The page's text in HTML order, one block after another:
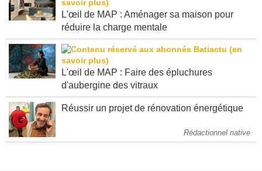
L'œil de MAP : Aménager sa maison pour
réduire la charge mentale
L'œil de MAP : Faire des épluchures
d'aubergine des vitraux
Réussir un projet de rénovation énergétique
Rédactionnel native